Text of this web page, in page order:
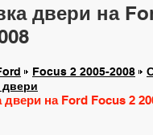
двери на
Focus 2 2005-2008
на Ford Focus 2